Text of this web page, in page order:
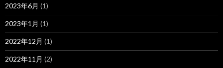
2023年6月 (1)
2023年1月 (1)
2022年12月 (1)
2022年11月 (2)